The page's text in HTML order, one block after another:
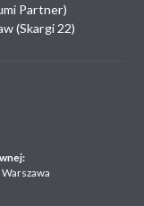
Partner)
(Skargi 22)